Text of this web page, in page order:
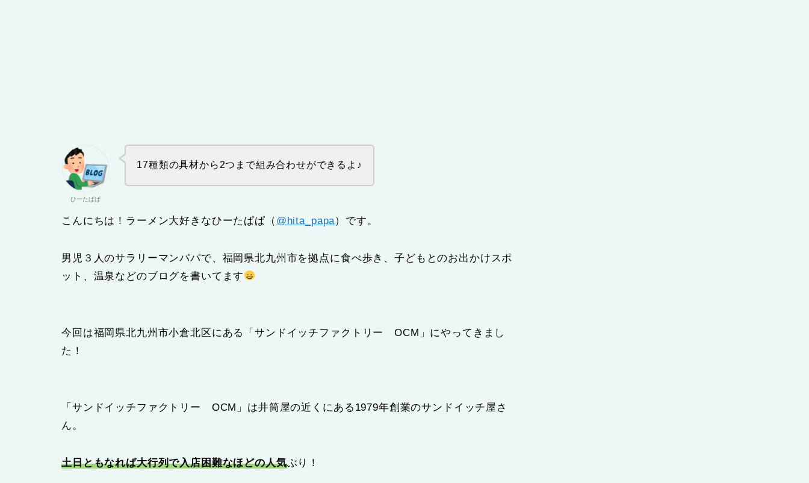
ひーたぱぱ
17種類の具材から2つまで組み合わせができるよ♪
こんにちは！ラーメン大好きなひーたぱぱ（ @hita_papa）です。
男児３人のサラリーマンパパで、福岡県北九州市を拠点に食べ歩き、子どもとのお出かけスポ
ット、温泉などのブログを書いてます
今回は福岡県北九州市小倉北区にある「サンドイッチファクトリー OCM」にやってきまし
た！
「サンドイッチファクトリー OCM」は井筒屋の近くにある1979年創業のサンドイッチ屋さ
ん。
土日ともなれば大行列で入店困難なほどの人気ぶり！